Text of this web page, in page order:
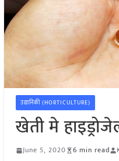
उद्यानिकी (HORTICULTURE)
खेती मे
June 5, 2020 6 min read